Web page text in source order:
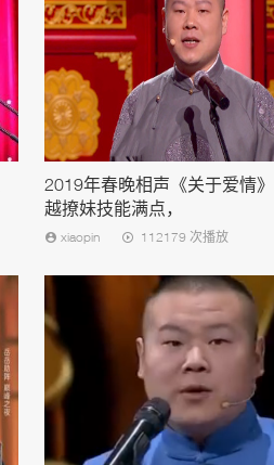
2019年春晚相声《关于爱情
越撩妹技能满点，
xiaopin 112179 次播放